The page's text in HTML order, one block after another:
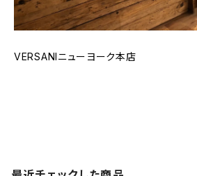
VERSANIニューヨーク本店